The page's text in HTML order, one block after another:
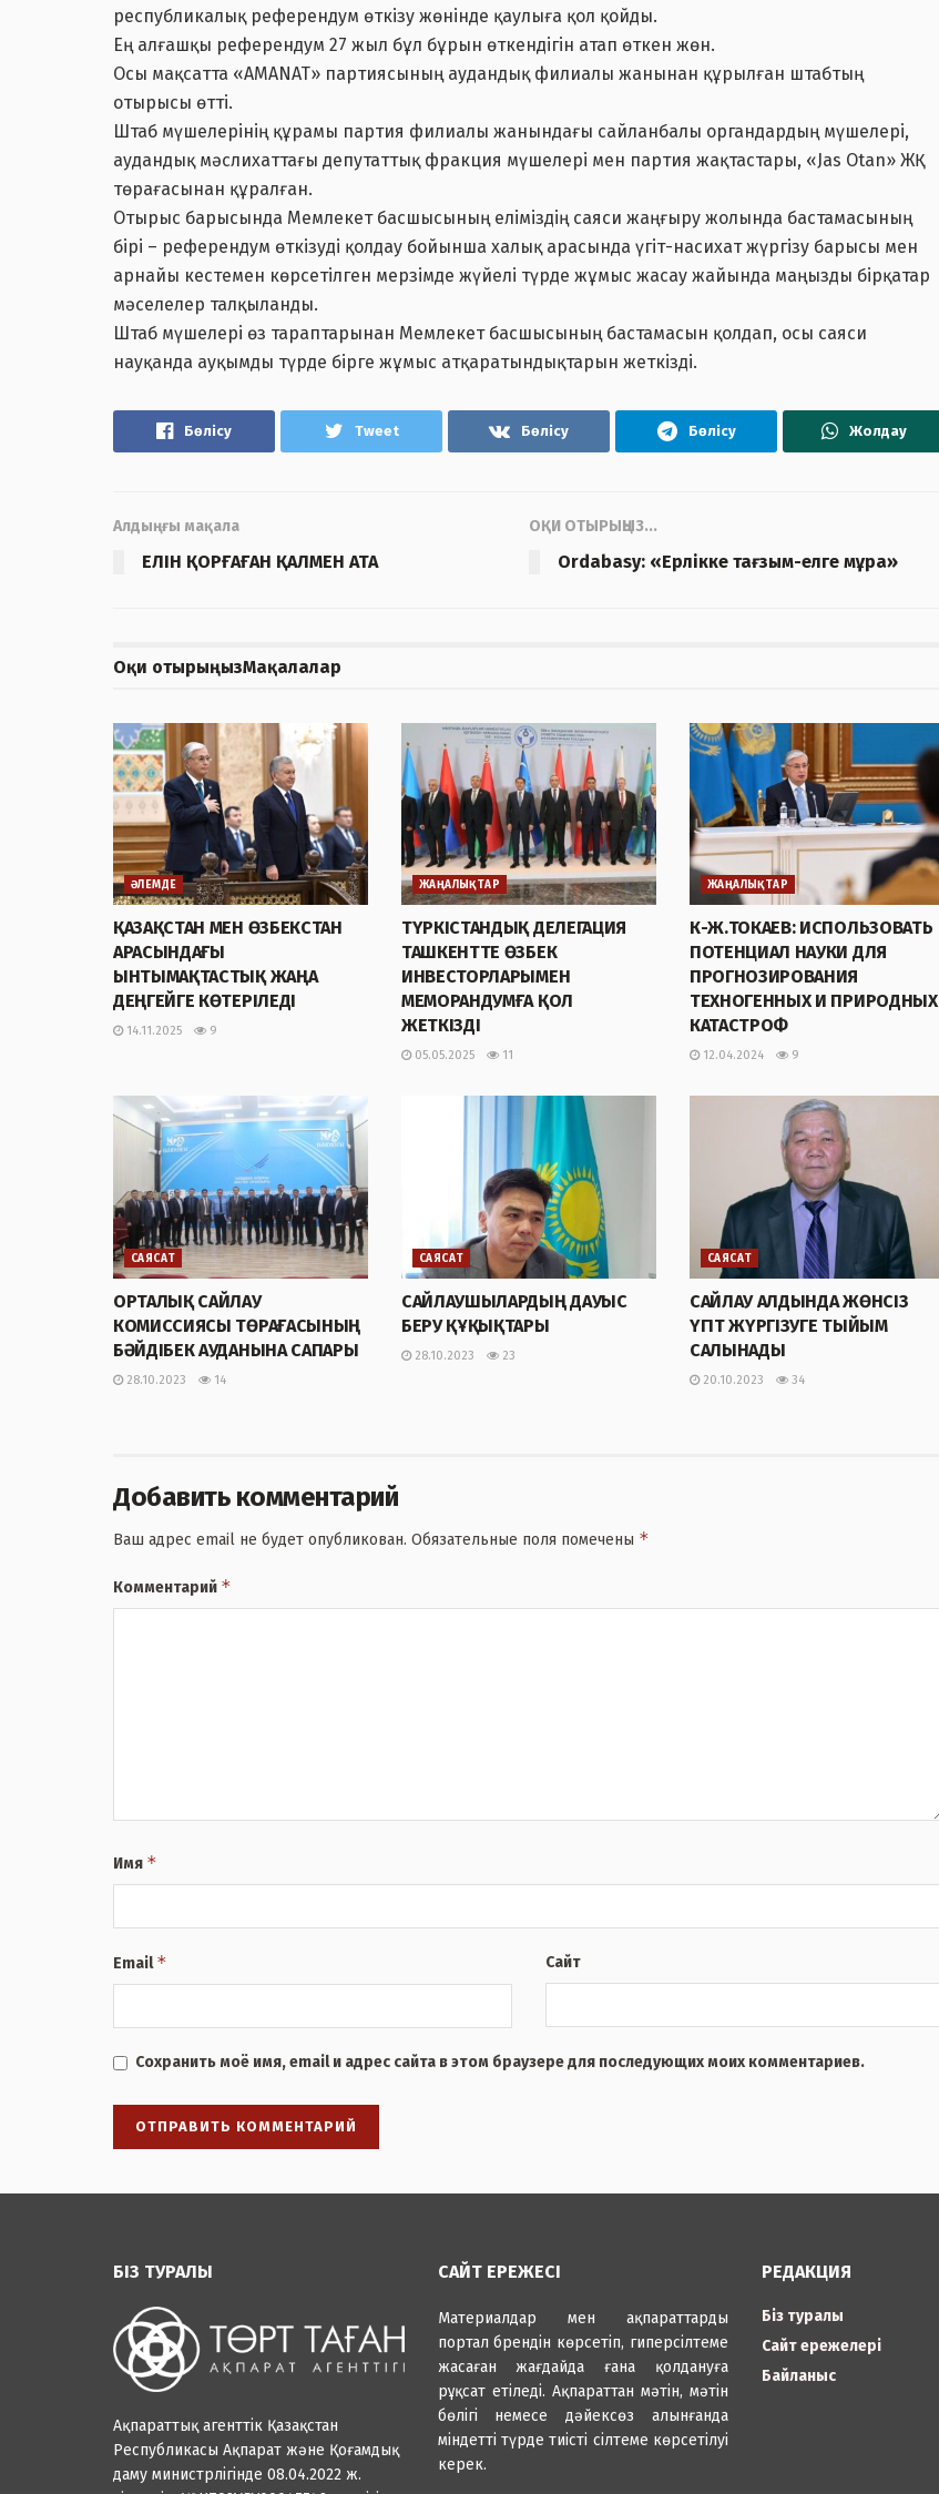
республикалық референдум өткізу жөнінде қаулыға қол қойды.
Ең алғашқы референдум 27 жыл бұл бұрын өткендігін атап өткен жөн.
Осы мақсатта «AMANAT» партиясының аудандық филиалы жанынан құрылған штабтың
отырысы өтті.
Штаб мүшелерінің құрамы партия филиалы жанындағы сайланбалы органдардың мүшелері,
аудандық мәслихаттағы депутаттық фракция мүшелері мен партия жақтастары, «Jas Otan» ЖҚ
төрағасынан құралған.
Отырыс барысында Мемлекет басшысының еліміздің саяси жаңғыру жолында бастамасының
бірі – референдум өткізуді қолдау бойынша халық арасында үгіт-насихат жүргізу барысы мен
арнайы кестемен көрсетілген мерзімде жүйелі түрде жұмыс жасау жайында маңызды бірқатар
мәселелер талқыланды.
Штаб мүшелері өз тараптарынан Мемлекет басшысының бастамасын қолдап, осы саяси
науқанда ауқымды түрде бірге жұмыс атқаратындықтарын жеткізді.
Бөлісу Tweet Бөлісу Бөлісу Жолдау
Алдыңғы мақала
ЕЛІН ҚОРҒАҒАН ҚАЛМЕН АТА
ОҚИ ОТЫРЫҢЫЗ...
Ordabasy: «Ерлікке тағзым-елге мұра»
Оқи отырыңызМақалалар
ӘЛЕМДЕ
ҚАЗАҚСТАН МЕН ӨЗБЕКСТАН
АРАСЫНДАҒЫ
ЫНТЫМАҚТАСТЫҚ ЖАҢА
ДЕҢГЕЙГЕ КӨТЕРІЛЕДІ
14.11.2025 9
ЖАҢАЛЫҚТАР
ТҮРКІСТАНДЫҚ ДЕЛЕГАЦИЯ
ТАШКЕНТТЕ ӨЗБЕК
ИНВЕСТОРЛАРЫМЕН
МЕМОРАНДУМҒА ҚОЛ
ЖЕТКІЗДІ
05.05.2025 11
ЖАҢАЛЫҚТАР
К-Ж.ТОКАЕВ: ИСПОЛЬЗОВАТЬ
ПОТЕНЦИАЛ НАУКИ ДЛЯ
ПРОГНОЗИРОВАНИЯ
ТЕХНОГЕННЫХ И ПРИРОДНЫХ
КАТАСТРОФ
12.04.2024 9
САЯСАТ
ОРТАЛЫҚ САЙЛАУ
КОМИССИЯСЫ ТӨРАҒАСЫНЫҢ
БӘЙДІБЕК АУДАНЫНА САПАРЫ
28.10.2023 14
САЯСАТ
САЙЛАУШЫЛАРДЫҢ ДАУЫС
БЕРУ ҚҰҚЫҚТАРЫ
28.10.2023 23
САЯСАТ
САЙЛАУ АЛДЫНДА ЖӨНСIЗ
ҮГІТ ЖҮРГIЗУГЕ ТЫЙЫМ
САЛЫНАДЫ
20.10.2023 34
Добавить комментарий
Ваш адрес email не будет опубликован. Обязательные поля помечены *
Комментарий *
Имя *
Email* Сайт
Сохранить моё имя, email и адрес сайта в этом браузере для последующих моих комментариев.
БІЗ ТУРАЛЫ
Ақпараттық агенттік Қазақстан
Республикасы Ақпарат және Қоғамдық
даму министрлігінде 08.04.2022 ж.
САЙТ ЕРЕЖЕСІ
Материалдар мен ақпараттарды
портал брендін көрсетіп, гиперсілтеме
жасаған жағдайда ғана қолдануға
рұқсат етіледі. Ақпараттан мәтін, мәтін
бөлігі немесе дәйексөз алынғанда
міндетті түрде тиісті сілтеме көрсетілуі
керек.
РЕДАКЦИЯ
Біз туралы
Сайт ережелері
Байланыс